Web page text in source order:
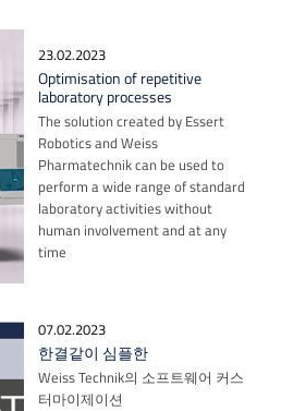
23.02.2023
Optimisation of repetitive
laboratory processes
The solution created by Essert
Robotics and Weiss
Pharmatechnik can be used to
perform a wide range of standard
laboratory activities without
human involvement and at any
time
07.02.2023
한결같이 심플한
Weiss Technik의 소프트웨어 커스
터마이제이션